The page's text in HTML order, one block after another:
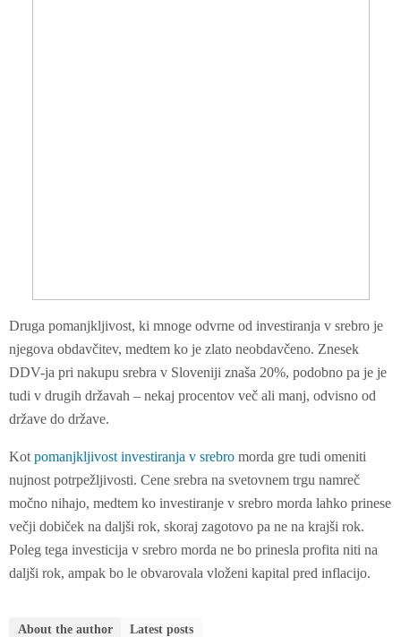
Druga pomanjkljivost, ki mnoge odvrne od investiranja v srebro je
njegova obdavčitev, medtem ko je zlato neobdavčeno. Znesek
DDV-ja pri nakupu srebra v Sloveniji znaša 20%, podobno pa je je
tudi v drugih državah – nekaj procentov več ali manj, odvisno od
države do države.
Kot pomanjkljivost investiranja v srebro morda gre tudi omeniti
nujnost potrpežljivosti. Cene srebra na svetovnem trgu namreč
močno nihajo, medtem ko investiranje v srebro morda lahko prinese
večji dobiček na daljši rok, skoraj zagotovo pa ne na krajši rok.
Poleg tega investicija v srebro morda ne bo prinesla profita niti na
daljši rok, ampak bo le obvarovala vloženi kapital pred inflacijo.
About the author Latest posts